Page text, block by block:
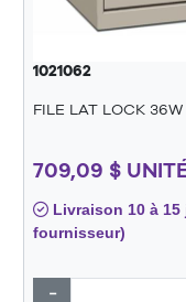
1021062
FILE LAT LOCK 36W
709,09 $
Livraison 10 à
fournisseur)
−